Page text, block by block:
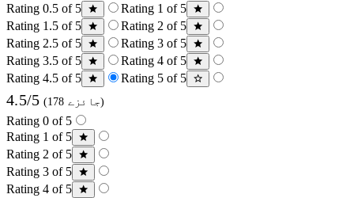
Rating 0.5 of 5
Rating 1 of 5
Rating 1.5 of 5
Rating 2 of 5
Rating 2.5 of 5
Rating 3 of 5
Rating 3.5 of 5
Rating 4 of 5
Rating 4.5 of 5
Rating 5 of 5
4.5/5 (178 جائزے)
Rating 0 of 5
Rating 1 of 5
Rating 2 of 5
Rating 3 of 5
Rating 4 of 5